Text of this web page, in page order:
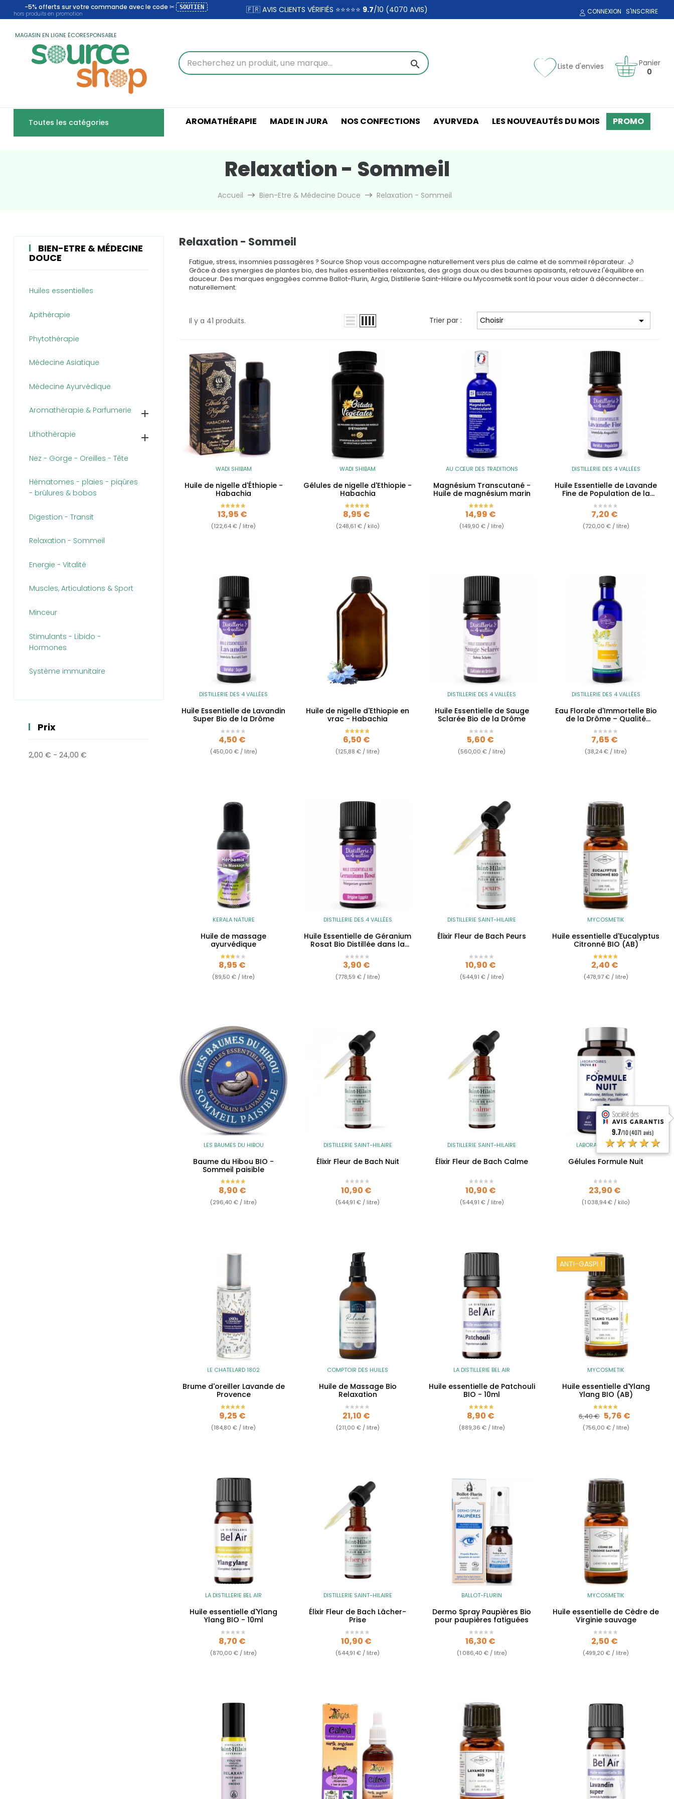
-5% offerts sur votre commande avec le code ✂ SOUTIEN
hors produits en promotion 🇫🇷 AVIS CLIENTS VÉRIFIÉS ⭐⭐⭐⭐⭐ 9.7/10 (4070 AVIS) CONNEXION S'INSCRIRE
MAGASIN EN LIGNE ÉCORESPONSABLE
search Liste d'envies
Panier
0
Toutes les catégories AROMATHÉRAPIE MADE IN JURA NOS CONFECTIONS AYURVEDA LES NOUVEAUTÉS DU MOIS PROMO
Relaxation - Sommeil
Accueil Bien-Etre & Médecine Douce Relaxation - Sommeil
BIEN-ETRE & MÉDECINE
DOUCE
Huiles essentielles
Apithérapie
Phytothérapie
Médecine Asiatique
Médecine Ayurvédique
Aromathérapie & Parfumerie 
Lithothérapie 
Nez - Gorge - Oreilles - Tête
Hématomes - plaies - piqûres
- brûlures & bobos
Digestion - Transit
Relaxation - Sommeil
Energie - Vitalité
Muscles, Articulations & Sport
Minceur
Stimulants - Libido -
Hormones
Système immunitaire
Prix
2,00 € - 24,00 €
Relaxation - Sommeil
Fatigue, stress, insomnies passagères ? Source Shop vous accompagne naturellement vers plus de calme et de sommeil réparateur. 🌙
Grâce à des synergies de plantes bio, des huiles essentielles relaxantes, des grogs doux ou des baumes apaisants, retrouvez l'équilibre en
douceur. Des marques engagées comme Ballot-Flurin, Argia, Distillerie Saint-Hilaire ou Mycosmetik sont là pour vous aider à déconnecter…
naturellement.
Il y a 41 produits. Trier par : Choisir 
WADI SHIBAM
Huile de nigelle d'Éthiopie -
Habachia
Prix
13,95 €
(122,64 € / litre)
WADI SHIBAM
Gélules de nigelle d'Ethiopie -
Habachia
Prix
8,95 €
(248,61 € / kilo)
AU CŒUR DES TRADITIONS
Magnésium Transcutané -
Huile de magnésium marin
Prix
14,99 €
(149,90 € / litre)
DISTILLERIE DES 4 VALLÉES
Huile Essentielle de Lavande
Fine de Population de la
Drôme
Prix
7,20 €
(720,00 € / litre)
DISTILLERIE DES 4 VALLÉES
Huile Essentielle de Lavandin
Super Bio de la Drôme
Prix
4,50 €
(450,00 € / litre)
Huile de nigelle d'Ethiopie en
vrac - Habachia
Prix
6,50 €
(125,88 € / litre)
DISTILLERIE DES 4 VALLÉES
Huile Essentielle de Sauge
Sclarée Bio de la Drôme
Prix
5,60 €
(560,00 € / litre)
DISTILLERIE DES 4 VALLÉES
Eau Florale d'Immortelle Bio
de la Drôme – Qualité
Prix
7,65 €
(38,24 € / litre)
KERALA NATURE
Huile de massage
ayurvédique
Prix
8,95 €
(89,50 € / litre)
DISTILLERIE DES 4 VALLÉES
Huile Essentielle de Géranium
Rosat Bio Distillée dans la
Prix
3,90 €
(778,59 € / litre)
DISTILLERIE SAINT-HILAIRE
Élixir Fleur de Bach Peurs
Prix
10,90 €
(544,91 € / litre)
MYCOSMETIK
Huile essentielle d'Eucalyptus
Citronné BIO (AB)
Prix
2,40 €
(478,97 € / litre)
LES BAUMES DU HIBOU
Baume du Hibou BIO -
Sommeil paisible
Prix
8,90 €
(296,40 € / litre)
DISTILLERIE SAINT-HILAIRE
Élixir Fleur de Bach Nuit
Prix
10,90 €
(544,91 € / litre)
DISTILLERIE SAINT-HILAIRE
Élixir Fleur de Bach Calme
Prix
10,90 €
(544,91 € / litre)
LABORATOIRES ENOVA
Gélules Formule Nuit
Prix
23,90 €
(1 038,94 € / kilo)
LE CHATELARD 1802
Brume d'oreiller Lavande de
Provence
Prix
9,25 €
(184,80 € / litre)
COMPTOIR DES HUILES
Huile de Massage Bio
Relaxation
Prix
21,10 €
(211,00 € / litre)
LA DISTILLERIE BEL AIR
Huile essentielle de Patchouli
BIO - 10ml
Prix
8,90 €
(889,36 € / litre)
ANTI-GASPI !
MYCOSMETIK
Huile essentielle d'Ylang
Ylang BIO (AB)
Prix de base
6,40 € Prix
5,76 €
(756,00 € / litre)
LA DISTILLERIE BEL AIR
Huile essentielle d'Ylang
Ylang BIO - 10ml
Prix
8,70 €
(870,00 € / litre)
DISTILLERIE SAINT-HILAIRE
Élixir Fleur de Bach Lâcher-
Prise
Prix
10,90 €
(544,91 € / litre)
BALLOT-FLURIN
Dermo Spray Paupières Bio
pour paupières fatiguées
Prix
16,30 €
(1 086,40 € / litre)
MYCOSMETIK
Huile essentielle de Cèdre de
Virginie sauvage
Prix
2,50 €
(499,20 € / litre)
9.7/10 (4071 avis)
★★★★★